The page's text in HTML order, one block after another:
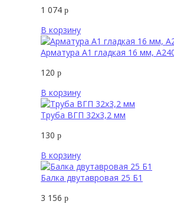
1 074 р
В корзину
Арматура А1 гладкая 16 мм,
120 р
В корзину
Труба ВГП 32х3,2 мм
130 р
В корзину
Балка двутавровая 25 Б1
3 156 р